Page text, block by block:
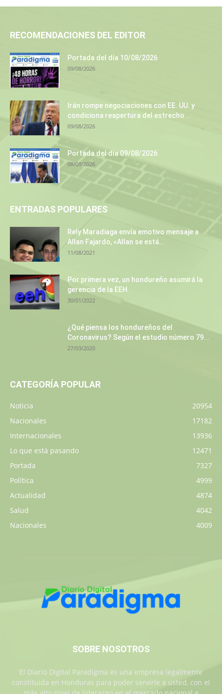
RECOMENDACIONES DEL EDITOR
Portada del día 10/08/2026
09/08/2026
Irán rompe negociaciones con EE. UU. y
condiciona reapertura del estrecho...
09/08/2026
Portada del día 09/08/2026
08/08/2026
ENTRADAS POPULARES
Rely Maradiaga envía emotivo mensaje a
Allan Fajardo, «Allan se está...
11/08/2021
Por primera vez, un hondureño asumirá la
gerencia de la EEH
30/01/2022
¿Qué piensa los hondureños del
Coronavirus? Según el estudio número 79...
27/03/2020
CATEGORÍA POPULAR
Noticia
20954
Nacionales
17182
Internacionales
13936
Lo que está pasando
12471
Portada
7327
Política
4999
Actualidad
4874
Salud
4042
Nacionales
4009
SOBRE NOSOTROS
El Diario Digital Paradigma es una empresa legalmente
constituida en Honduras para poder servirle a usted, con el